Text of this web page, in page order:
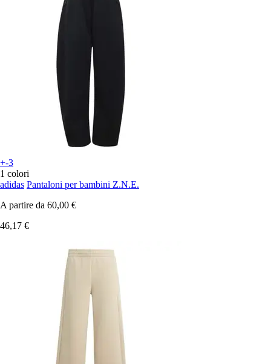
+-3
1 colori
adidas Pantaloni per bambini Z.N.E.
A partire da 60,00 €
46,17 €